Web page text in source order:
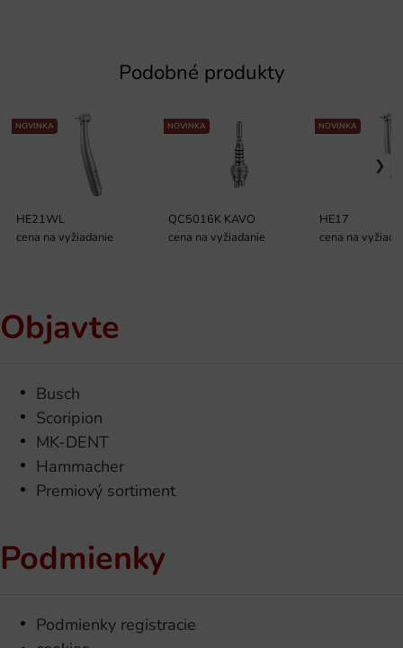
Podobné produkty
HE21WL
NOVINKA
cena na vyžiadanie
QC5016K KAVO
NOVINKA
cena na vyžiadanie
HE17
NOVINKA
cena na
Objavte
Busch
Scoripion
MK-DENT
Hammacher
Premiový sortiment
Podmienky
Podmienky registracie